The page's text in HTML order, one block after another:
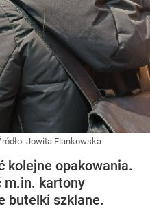
Jowita Flankowska
kolejne opakowania.
m.in. kartony
butelki szklane.